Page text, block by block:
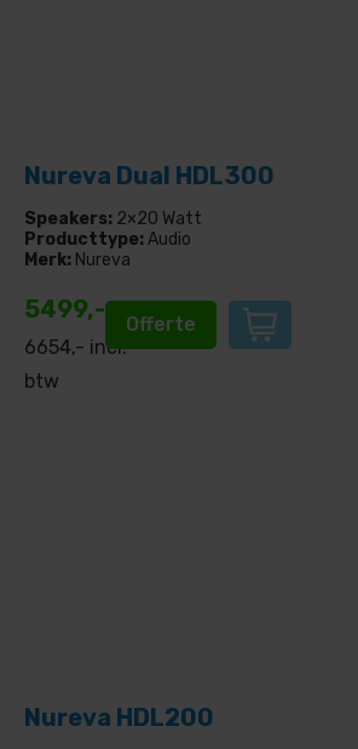
Nureva Dual HDL300
Speakers: 2×20 Watt
Producttype:Audio
Merk: Nureva
5499,-
6654,- incl.
btw
Offerte
Nureva HDL200